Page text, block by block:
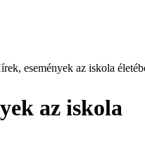
események az iskola
az iskola